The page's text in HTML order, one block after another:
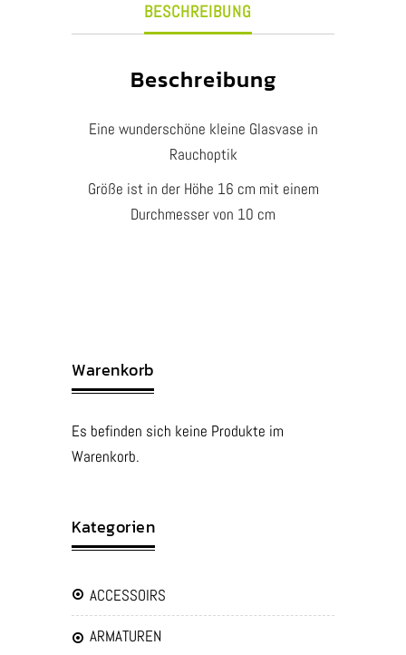
Warenkorb
Es befinden sich keine Produkte im
Warenkorb.
Kategorien
ACCESSOIRS
ARMATUREN
BESCHREIBUNG
Beschreibung
Eine wunderschöne kleine Glasvase in
Rauchoptik
Größe ist in der Höhe 16 cm mit einem
Durchmesser von 10 cm